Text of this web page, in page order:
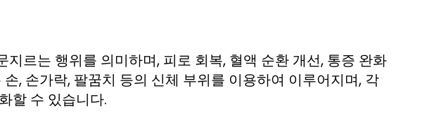
르는 행위를 의미하며, 피로 회복, 혈액 순환 개선, 통증 완화
, 손가락, 팔꿈치 등의 신체 부위를 이용하여 이루어지며, 각
할 수 있습니다.